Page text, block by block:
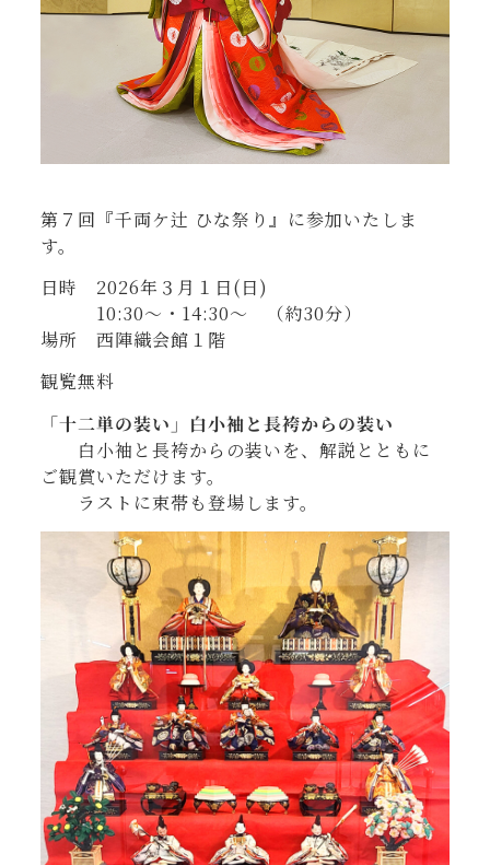
第７回『千両ケ辻 ひな祭り』に参加いたしま
す。
日時 2026年３月１日(日)
10:30〜・14:30〜 （約30分）
場所 西陣織会館１階
観覧無料
「十二単の装い」白小袖と長袴からの装い
白小袖と長袴からの装いを、解説とともに
ご観賞いただけます。
ラストに束帯も登場します。